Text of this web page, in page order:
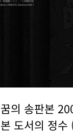
꿈의 송판본
본 도서의 정수